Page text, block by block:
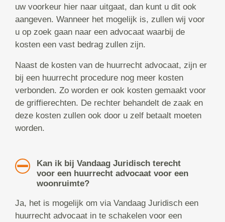
uw voorkeur hier naar uitgaat, dan kunt u dit ook
aangeven. Wanneer het mogelijk is, zullen wij voor
u op zoek gaan naar een advocaat waarbij de
kosten een vast bedrag zullen zijn.
Naast de kosten van de huurrecht advocaat, zijn er
bij een huurrecht procedure nog meer kosten
verbonden. Zo worden er ook kosten gemaakt voor
de griffierechten. De rechter behandelt de zaak en
deze kosten zullen ook door u zelf betaalt moeten
worden.
Kan ik bij Vandaag Juridisch terecht
voor een huurrecht advocaat voor een
woonruimte?
Ja, het is mogelijk om via Vandaag Juridisch een
huurrecht advocaat in te schakelen voor een